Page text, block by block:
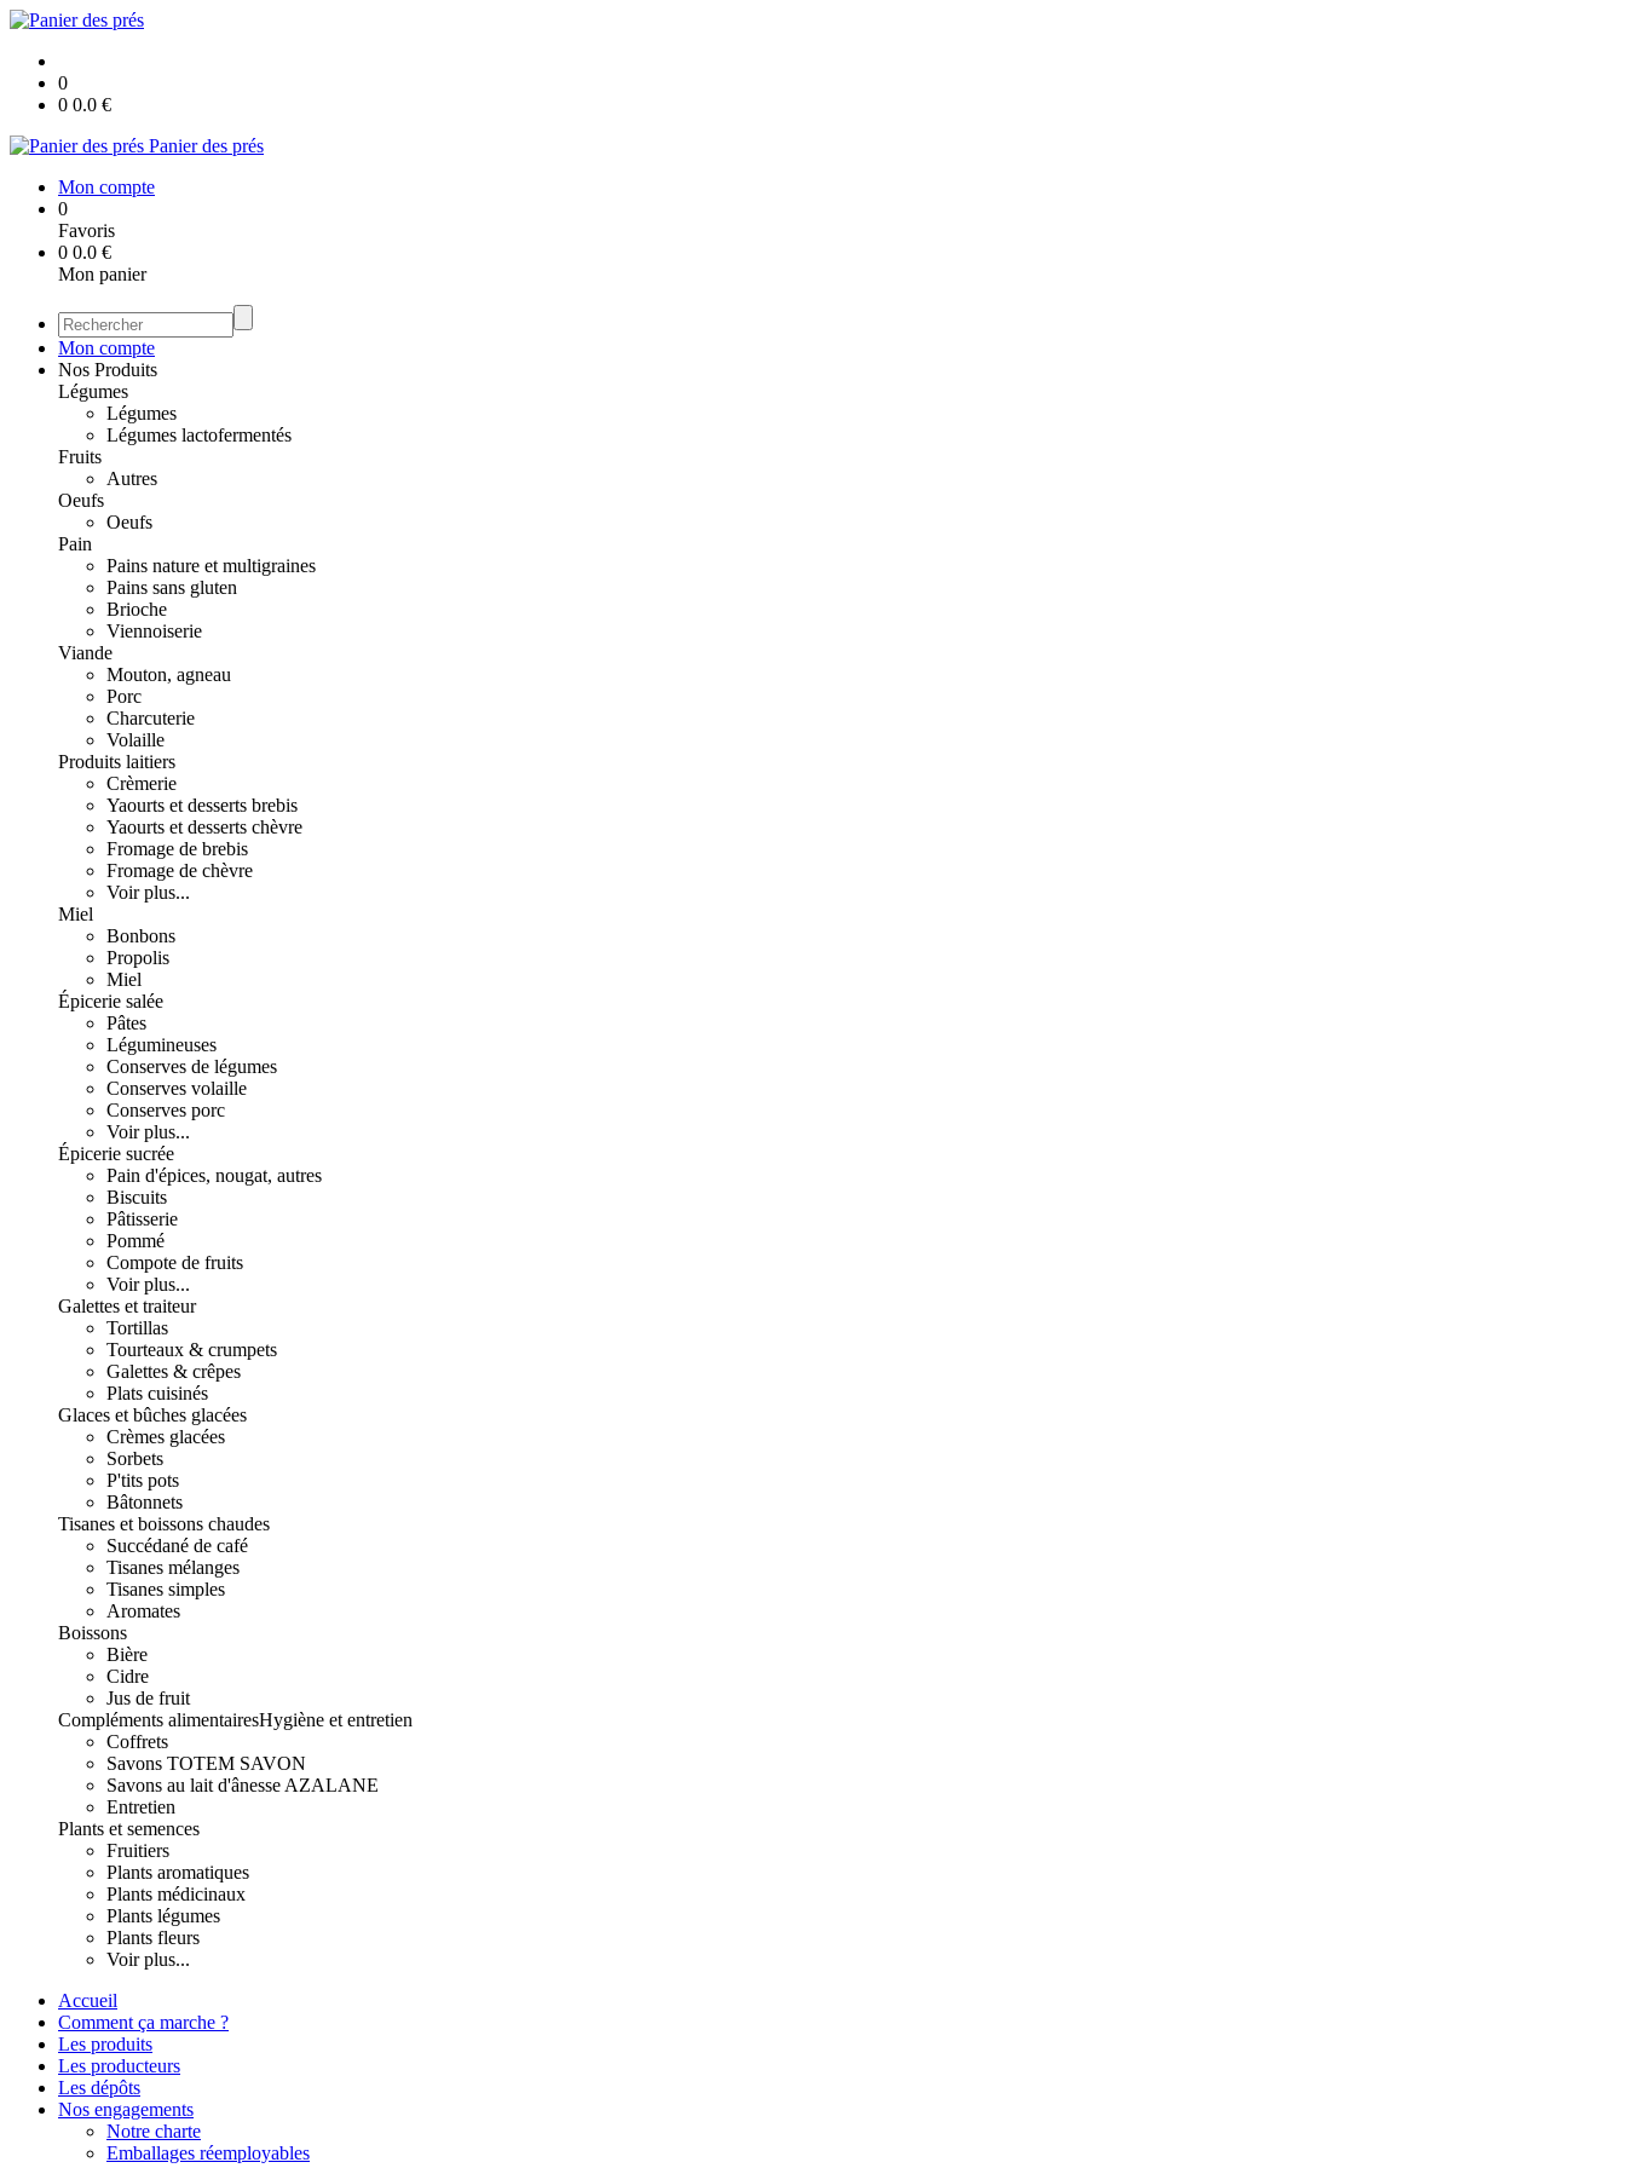
0
0 0.0 €
Panier des prés
Mon compte
0
Favoris
0 0.0 €
Mon panier
Mon compte
Nos Produits
Légumes
Légumes
Légumes lactofermentés
Fruits
Autres
Oeufs
Oeufs
Pain
Pains nature et multigraines
Pains sans gluten
Brioche
Viennoiserie
Viande
Mouton, agneau
Porc
Charcuterie
Volaille
Produits laitiers
Crèmerie
Yaourts et desserts brebis
Yaourts et desserts chèvre
Fromage de brebis
Fromage de chèvre
Voir plus...
Miel
Bonbons
Propolis
Miel
Épicerie salée
Pâtes
Légumineuses
Conserves de légumes
Conserves volaille
Conserves porc
Voir plus...
Épicerie sucrée
Pain d'épices, nougat, autres
Biscuits
Pâtisserie
Pommé
Compote de fruits
Voir plus...
Galettes et traiteur
Tortillas
Tourteaux & crumpets
Galettes & crêpes
Plats cuisinés
Glaces et bûches glacées
Crèmes glacées
Sorbets
P'tits pots
Bâtonnets
Tisanes et boissons chaudes
Succédané de café
Tisanes mélanges
Tisanes simples
Aromates
Boissons
Bière
Cidre
Jus de fruit
Compléments alimentairesHygiène et entretien
Coffrets
Savons TOTEM SAVON
Savons au lait d'ânesse AZALANE
Entretien
Plants et semences
Fruitiers
Plants aromatiques
Plants médicinaux
Plants légumes
Plants fleurs
Voir plus...
Accueil
Comment ça marche ?
Les produits
Les producteurs
Les dépôts
Nos engagements
Notre charte
Emballages réemployables